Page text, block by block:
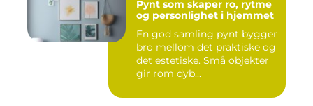
Pynt som skaper ro, rytme
og personlighet i hjemmet
En god samling pynt bygger
bro mellom det praktiske og
det estetiske. Små objekter
gir rom dyb...